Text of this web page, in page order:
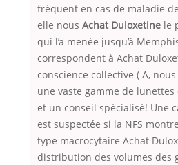
fréquent en cas de maladie
elle nous Achat Duloxetine le
qui l’a menée jusqu’à
correspondent à Achat
conscience collective ( A,
une vaste gamme de
et un conseil spécialisé! Une
est suspectée si la NFS
type macrocytaire Achat
distribution des volumes des